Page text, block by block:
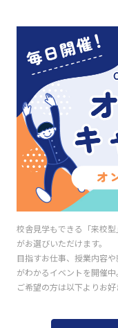
校舎見学もできる「来校
がお選びいただけます。
目指すお仕事、授業内容
がわかるイベントを開催中。
ご希望の方は以下よりお